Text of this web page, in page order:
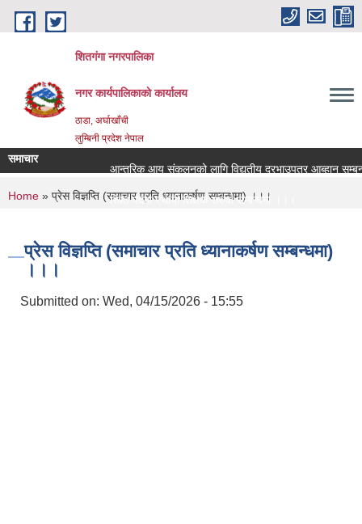
Skip to main content
शितगंगा नगरपालिका
नगर कार्यपालिकाकाे कार्यालय
ठाडा, अर्घाखाँची
लुम्बिनी प्रदेश नेपाल
समाचार
आन्तरिक आय संकलनको लागि विद्युतीय दरभाउपत्र आब्हान
रिक्त पदमा स्थायी शिक्षक सरुवा सम्बन्धमा ।।।
You are here
Home » प्रेस विज्ञप्ति (समाचार प्रति ध्यानाकर्षण सम्बन्धमा) ।।।
प्रेस विज्ञप्ति (समाचार प्रति ध्यानाकर्षण सम्बन्धमा)
।।।
Submitted on: Wed, 04/15/2026 - 15:55